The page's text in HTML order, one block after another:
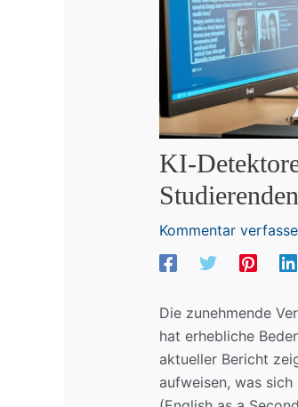
KI-
Kommentar
Die zunehmende
hat erhebliche
aktueller Bericht
aufweisen, was